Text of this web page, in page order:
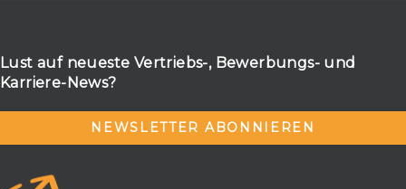
Lust auf neueste Vertriebs-, Bewerbungs- und
Karriere-News?
NEWSLETTER ABONNIEREN